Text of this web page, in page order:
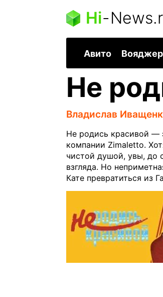
Hi-
Авито Вояджер
Не
Владислав
Не родись красивой —
компании Zimaletto.
чистой душой, увы, до
взгляда. Но
Кате превратиться из